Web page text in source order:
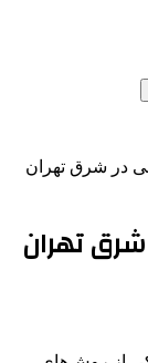
در شرق تهران
تهران